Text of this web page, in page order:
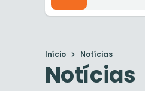
Início Notícias
Notícias